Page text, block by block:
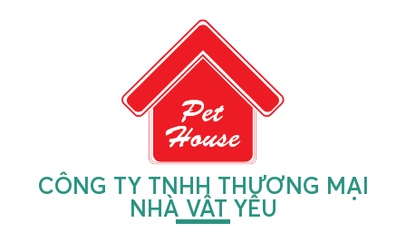
CÔNG TY TNHH THƯƠNG MẠI
NHÀ VẬT YÊU